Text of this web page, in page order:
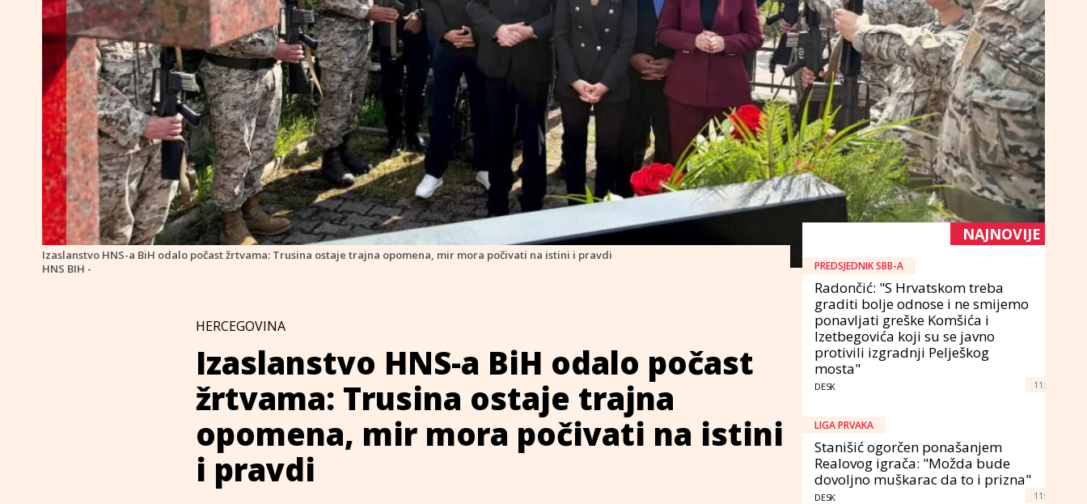
Izaslanstvo HNS-a BiH odalo počast žrtvama: Trusina ostaje trajna opomena, mir mora počivati na istini i pravdi
HNS BIH -
HERCEGOVINA
Izaslanstvo HNS-a BiH odalo počast
žrtvama: Trusina ostaje trajna
opomena, mir mora počivati na istini
i pravdi
NAJNOVIJE
PREDSJEDNIK SBB-A
Radončić: "S Hrvatskom treba
graditi bolje odnose i ne smijemo
ponavljati greške Komšića i
Izetbegovića koji su se javno
protivili izgradnji Pelješkog
mosta"
DESK 11:
LIGA PRVAKA
Stanišić ogorčen ponašanjem
Realovog igrača: "Možda bude
dovoljno muškarac da to i prizna"
DESK 11: